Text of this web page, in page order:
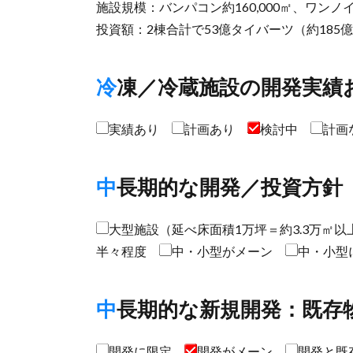
施設規模：バンパコン約160,000㎡、ワンノ
投資額：2棟合計で53億タイバーツ（約185
冷凍／冷蔵施設の開発実
実績あり 計画あり 検討中 計画
中長期的な開発／投資方針
大型施設（延べ床面積1万坪＝約3.3万㎡
半々程度
中・小型がメーン 中・小型
中長期的な新規開発：既